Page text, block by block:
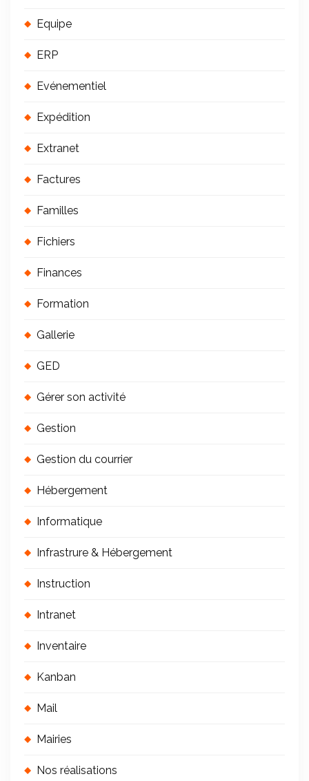
Equipe
ERP
Evénementiel
Expédition
Extranet
Factures
Familles
Fichiers
Finances
Formation
Gallerie
GED
Gérer son activité
Gestion
Gestion du courrier
Hébergement
Informatique
Infrastrure & Hébergement
Instruction
Intranet
Inventaire
Kanban
Mail
Mairies
Nos réalisations